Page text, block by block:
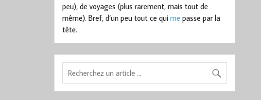
peu), de voyages (plus rarement, mais tout de
même). Bref, d’un peu tout ce quime passe par la
tête.